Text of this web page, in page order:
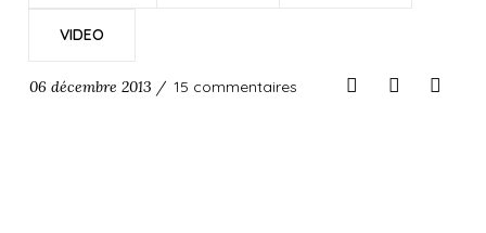
VIDEO
06 décembre 2013 / 15 commentaires